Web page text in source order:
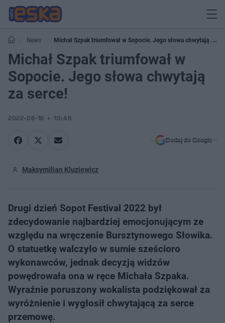
News
Michał Szpak triumfował w Sopocie. Jego słowa chwytają za
serce!
Michał Szpak triumfował w
Sopocie. Jego słowa chwytają
za serce!
2022-08-18 10:48
Dodaj do Google
Maksymilian Kluziewicz
Drugi dzień Sopot Festival 2022 był
zdecydowanie najbardziej emocjonującym ze
względu na wręczenie Bursztynowego Słowika.
O statuetkę walczyło w sumie sześcioro
wykonawców, jednak decyzją widzów
powędrowała ona w ręce Michała Szpaka.
Wyraźnie poruszony wokalista podziękował za
wyróżnienie i wygłosił chwytającą za serce
przemowę.